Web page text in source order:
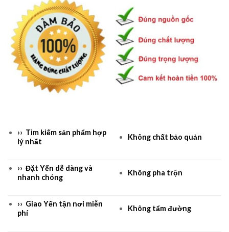
›› Tìm kiếm sản phẩm hợp
lý nhất
Không chất bảo quản
›› Đặt Yến dễ dàng và
nhanh chóng
Không pha trộn
›› Giao Yến tận nơi miễn
phí
Không tẩm đường